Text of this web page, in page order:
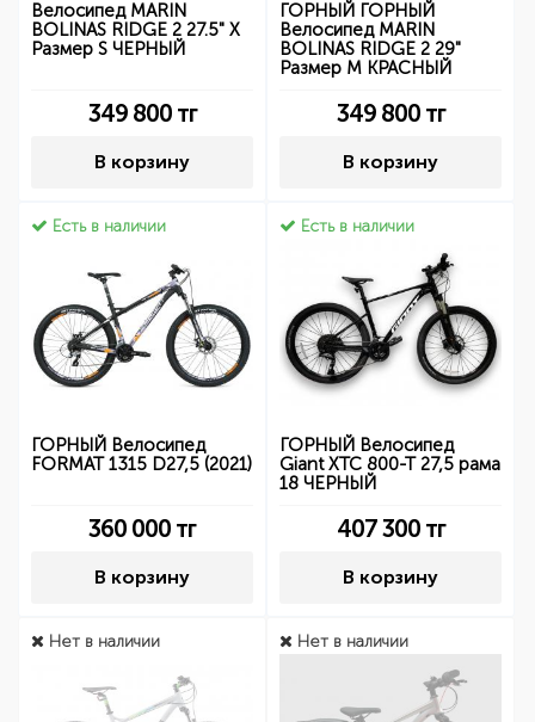
Велосипед MARIN
BOLINAS RIDGE 2 27.5" X
Размер S ЧЕРНЫЙ
349 800тг
В корзину
ГОРНЫЙ ГОРНЫЙ
Велосипед MARIN
BOLINAS RIDGE 2 29"
Размер M КРАСНЫЙ
349 800тг
В корзину
Есть в наличии
ГОРНЫЙ Велосипед
FORMAT 1315 D27,5 (2021)
360 000 тг
В корзину
Есть в наличии
ГОРНЫЙ Велосипед
Giant XTC 800-T 27,5 рама
18 ЧЕРНЫЙ
407 300тг
В корзину
Нет в наличии Нет в наличии